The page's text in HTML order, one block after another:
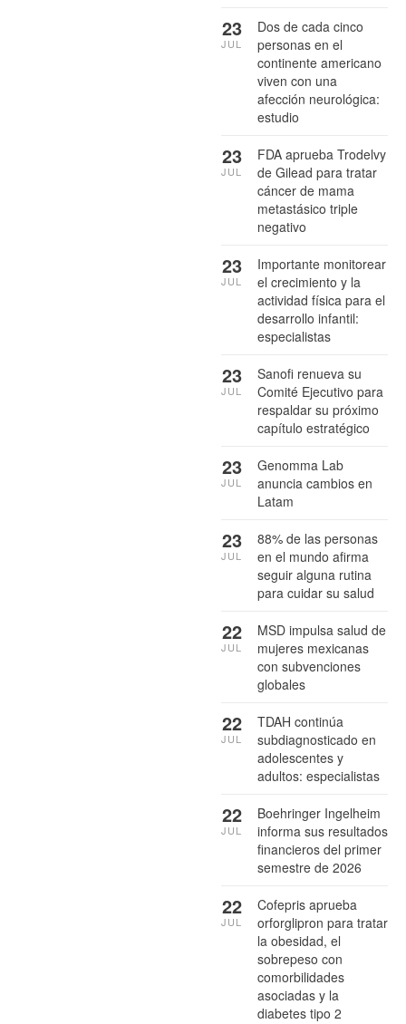
Dos de cada cinco
personas en el
continente americano
viven con una
afección neurológica:
estudio
23
JUL
FDA aprueba Trodelvy
de Gilead para tratar
cáncer de mama
metastásico triple
negativo
23
JUL
Importante monitorear
el crecimiento y la
actividad física para el
desarrollo infantil:
especialistas
23
JUL
Sanofi renueva su
Comité Ejecutivo para
respaldar su próximo
capítulo estratégico
23
JUL
Genomma Lab
anuncia cambios en
Latam
23
JUL
88% de las personas
en el mundo afirma
seguir alguna rutina
para cuidar su salud
23
JUL
MSD impulsa salud de
mujeres mexicanas
con subvenciones
globales
22
JUL
TDAH continúa
subdiagnosticado en
adolescentes y
adultos: especialistas
22
JUL
Boehringer Ingelheim
informa sus resultados
financieros del primer
semestre de 2026
22
JUL
Cofepris aprueba
orforglipron para tratar
la obesidad, el
sobrepeso con
comorbilidades
asociadas y la
diabetes tipo 2
22
JUL